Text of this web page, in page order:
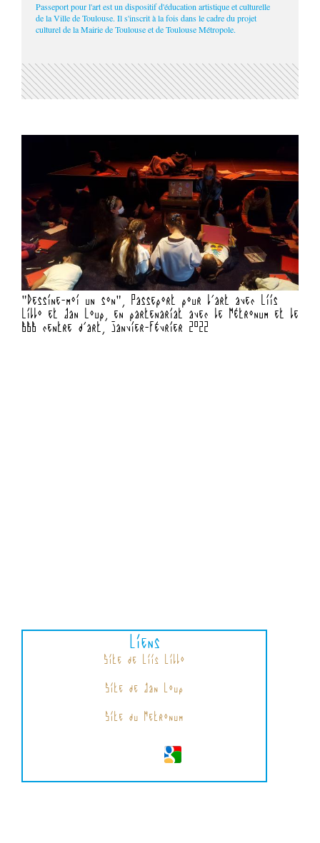
Passeport pour l'art est un dispositif d'éducation artistique et culturelle
de la Ville de Toulouse. Il s'inscrit à la fois dans le cadre du projet
culturel de la Mairie de Toulouse et de Toulouse Métropole.
"Dessine-moi un son", Passeport pour l'art avec Liis
Lillo et Jan Loup, en partenariat avec le Métronum et le
BBB centre d'art, janvier-février 2022
Liens
Site de Liis Lillo
Site de Jan Loup
Site du Metronum